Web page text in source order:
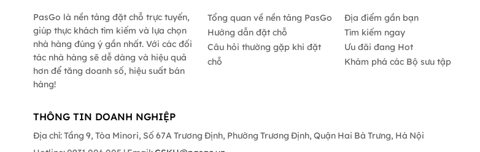
PasGo là nền tảng đặt chỗ trực tuyến,
giúp thực khách tìm kiếm và lựa chọn
nhà hàng đúng ý gần nhất. Với các đối
tác nhà hàng sẽ dễ dàng và hiệu quả
hơn để tăng doanh số, hiệu suất bán
hàng!
Tổng quan về nền tảng PasGo
Hướng dẫn đặt chỗ
Câu hỏi thường gặp khi đặt
chỗ
Địa điểm gần bạn
Tìm kiếm ngay
Ưu đãi đang Hot
Khám phá các Bộ sưu tập
THÔNG TIN DOANH NGHIỆP
Địa chỉ: Tầng 9, Tòa Minori, Số 67A Trương Định, Phường Trương Định, Quận Hai Bà Trưng, Hà Nội